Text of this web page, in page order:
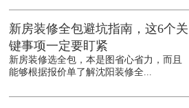
新房装修全包避坑指南，这6个关
键事项一定要盯紧
新房装修选全包，本是图省心省力，而且
能够根据报价单了解沈阳装修全...